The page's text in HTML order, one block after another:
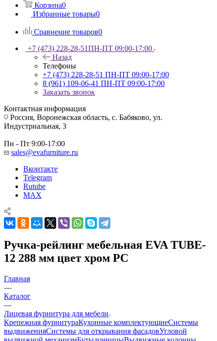
Корзина0
Избранные товары0
Сравнение товаров0
+7 (473) 228-28-51ПН-ПТ 09:00-17:00
Назад
Телефоны
+7 (473) 228-28-51 ПН-ПТ 09:00-17:00
8 (961) 109-06-41 ПН-ПТ 09:00-17:00
Заказать звонок
Контактная информация
Россия, Воронежская область, с. Бабяково, ул.
Индустриальная, 3
Пн - Пт 9:00-17:00
sales@evafurniture.ru
Вконтакте
Telegram
Rutube
MAX
Ручка-рейлинг мебельная EVA TUBE-
12 288 мм цвет хром PC
Главная
—
Каталог
—
Лицевая фурнитура для мебели
Крепежная фурнитураКухонные комплектующиеСистемы
выдвиженияСистемы для открывания фасадовУгловой